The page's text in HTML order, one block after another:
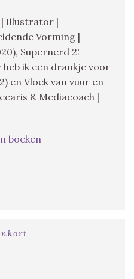
| Illustrator |
Vorming |
Supernerd 2:
ik een drankje voor
en Vloek van vuur en
& Mediacoach |
boeken